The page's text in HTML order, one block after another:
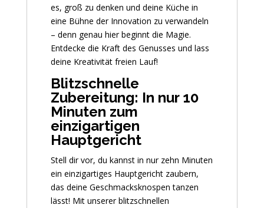
es, groß zu denken und deine Küche in
eine Bühne der Innovation zu verwandeln
– denn genau hier beginnt die Magie.
Entdecke die Kraft des Genusses und lass
deine Kreativität freien Lauf!
Blitzschnelle
Zubereitung: In nur 10
Minuten zum
einzigartigen
Hauptgericht
Stell dir vor, du kannst in nur zehn Minuten
ein einzigartiges Hauptgericht zaubern,
das deine Geschmacksknospen tanzen
lässt! Mit unserer blitzschnellen